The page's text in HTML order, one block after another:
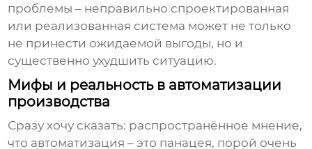
проблемы – неправильно спроектированная
или реализованная система может не только
не принести ожидаемой выгоды, но и
существенно ухудшить ситуацию.
Мифы и реальность в автоматизации
производства
Сразу хочу сказать: распространённое мнение,
что автоматизация – это панацея, порой очень